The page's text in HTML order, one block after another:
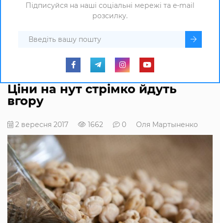
Підписуйся на наші соціальні мережі та e-mail
розсилку.
Ціни на нут стрімко йдуть
вгору
2 вересня 2017 1662 0 Оля Мартыненко